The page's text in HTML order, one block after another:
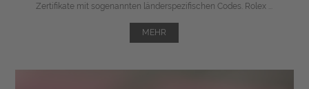
Zertifikate mit sogenannten länderspezifischen Codes. Rolex ...
MEHR